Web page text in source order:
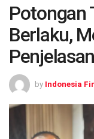
Potongan
Berlaku,
Penjelasan
by Indonesia